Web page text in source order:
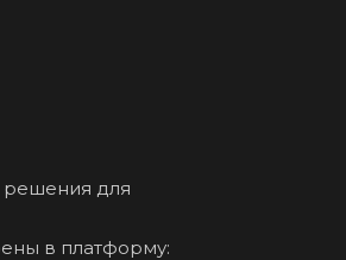
решения для
в платформу: